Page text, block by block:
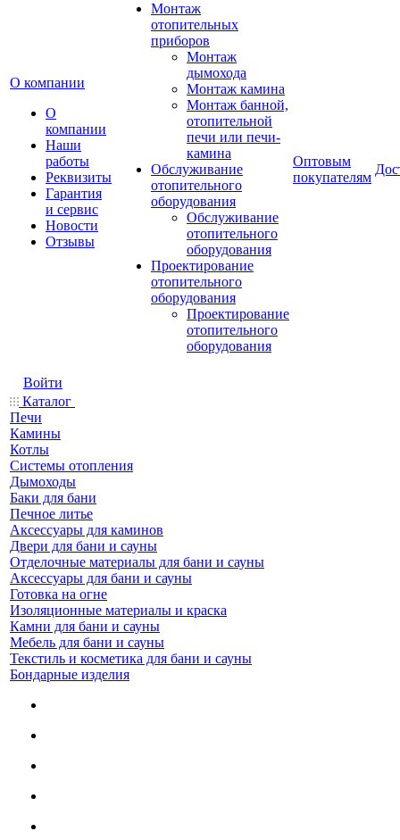
О компании
О
компании
Наши
работы
Реквизиты
Гарантия
и сервис
Новости
Отзывы
Монтаж
отопительных
приборов
Монтаж
дымохода
Монтаж камина
Монтаж банной,
отопительной
печи или печи-
камина
Обслуживание
отопительного
оборудования
Обслуживание
отопительного
оборудования
Проектирование
отопительного
оборудования
Проектирование
отопительного
оборудования
Оптовым
покупателям
Войти
Каталог
Печи
Камины
Котлы
Системы отопления
Дымоходы
Баки для бани
Печное литье
Аксессуары для каминов
Двери для бани и сауны
Отделочные материалы для бани и сауны
Аксессуары для бани и сауны
Готовка на огне
Изоляционные материалы и краска
Камни для бани и сауны
Мебель для бани и сауны
Текстиль и косметика для бани и сауны
Бондарные изделия